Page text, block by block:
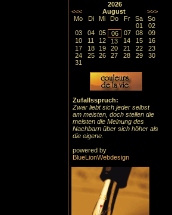
2026
<<<
August
>>>
Mo
Di Mi Do Fr Sa
So
01
02
03
04 05 06 07 08
09
10
11 12 13 14 15
16
17
18 19 20 21 22
23
24
25 26 27 28 29
30
31
Zufallsspruch:
Zwar liebt sich jeder selbst
am meisten, doch stellen die
meisten die Meinung des
Nachbarn über sich höher als
die eigene.
powered by
BlueLionWebdesign